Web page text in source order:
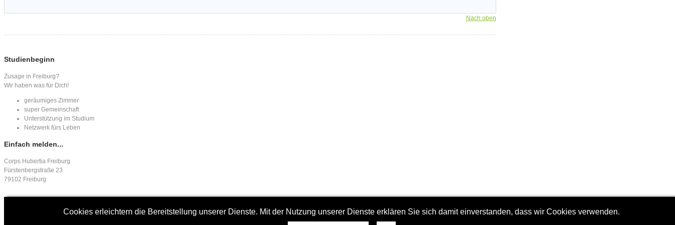
Nach oben
Studienbeginn
Zusage in Freiburg?
Wir haben was für Dich!
geräumiges Zimmer
super Gemeinschaft
Unterstützung im Studium
Netzwerk fürs Leben
Einfach melden...
Corps Hubertia Freiburg
Fürstenbergstraße 23
79102 Freiburg
Cookies erleichtern die Bereitstellung unserer Dienste. Mit der Nutzung unserer Dienste erklären Sie sich damit einverstanden, dass wir Cookies verwenden.